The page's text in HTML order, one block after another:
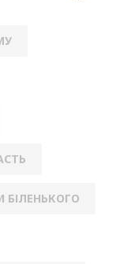
БІЛЕНЬКОГО